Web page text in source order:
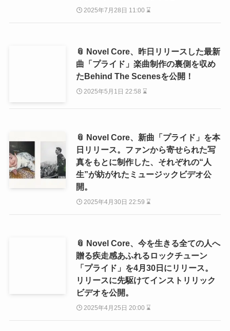
2025年7月28日 11:00 ⌛
📎 Novel Core、昨日リリースした最新
曲「プライド」楽曲制作の裏側を収め
たBehind The Scenesを公開！
2025年5月1日 22:58 ⌛
📎 Novel Core、新曲「プライド」を本
日リリース。ファンから寄せられた写
真をもとに制作した、それぞれの“人
生”が紡がれたミュージックビデオ公
開。
2025年4月30日 22:59 ⌛
📎 Novel Core、今を生きる全ての人へ
贈る疾走感あふれるロックチューン
「プライド」を4月30日にリリース。
リリースに先駆けてインストリリック
ビデオを公開。
2025年4月25日 20:00 ⌛